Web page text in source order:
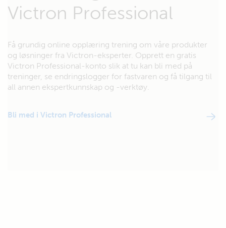
Victron Professional
Få grundig online opplæring trening om våre produkter
og løsninger fra Victron-eksperter. Opprett en gratis
Victron Professional-konto slik at tu kan bli med på
treninger, se endringslogger for fastvaren og få tilgang til
all annen ekspertkunnskap og -verktøy.
Bli med i Victron Professional